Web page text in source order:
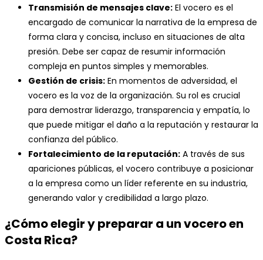
Transmisión de mensajes clave: El vocero es el
encargado de comunicar la narrativa de la empresa de
forma clara y concisa, incluso en situaciones de alta
presión. Debe ser capaz de resumir información
compleja en puntos simples y memorables.
Gestión de crisis: En momentos de adversidad, el
vocero es la voz de la organización. Su rol es crucial
para demostrar liderazgo, transparencia y empatía, lo
que puede mitigar el daño a la reputación y restaurar la
confianza del público.
Fortalecimiento de la reputación: A través de sus
apariciones públicas, el vocero contribuye a posicionar
a la empresa como un líder referente en su industria,
generando valor y credibilidad a largo plazo.
¿Cómo elegir y preparar a un vocero en
Costa Rica?